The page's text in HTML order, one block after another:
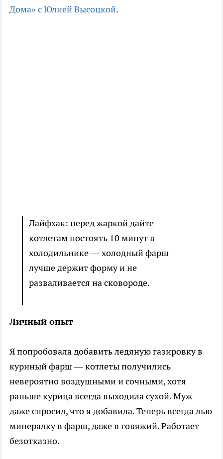
Дома» с Юлией Высоцкой.
Лайфхак: перед жаркой дайте
котлетам постоять 10 минут в
холодильнике — холодный фарш
лучше держит форму и не
разваливается на сковороде.
Личный опыт
Я попробовала добавить ледяную газировку в
куриный фарш — котлеты получились
невероятно воздушными и сочными, хотя
раньше курица всегда выходила сухой. Муж
даже спросил, что я добавила. Теперь всегда лью
минералку в фарш, даже в говяжий. Работает
безотказно.